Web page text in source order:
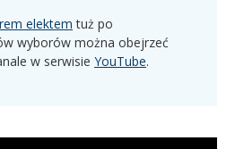
elektem tuż po
wyborów można obejrzeć
w serwisie YouTube.